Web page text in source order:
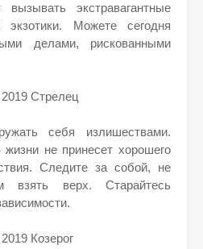
экстравагантные
Можете сегодня
делами, рискованными
2019 Стрелец
себя излишествами.
не принесет хорошего
Следите за собой, не
взять верх. Старайтесь
Козерог